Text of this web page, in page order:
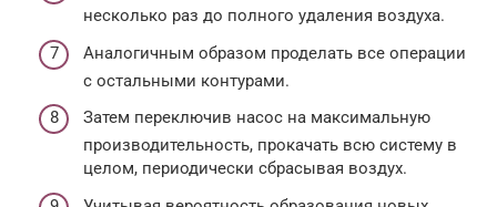
несколько раз до полного удаления воздуха.
Аналогичным образом проделать все операции
с остальными контурами.
Затем переключив насос на максимальную
производительность, прокачать всю систему в
целом, периодически сбрасывая воздух.